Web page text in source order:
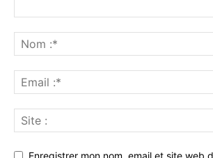
Enregistrer mon nom, email et site web